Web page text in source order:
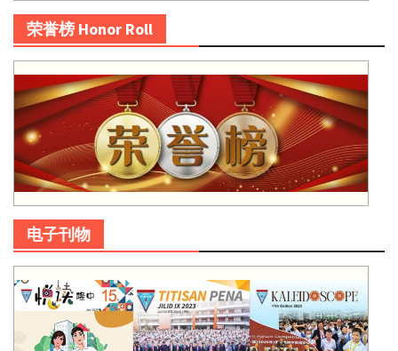
荣誉榜 Honor Roll
电子刊物